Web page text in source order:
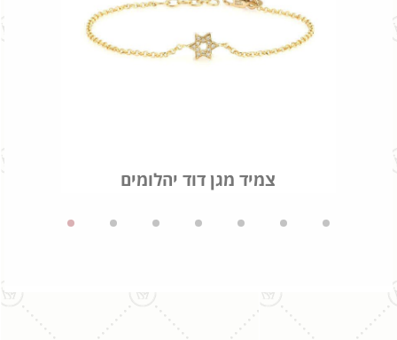
צמיד מגן דוד יהלומים